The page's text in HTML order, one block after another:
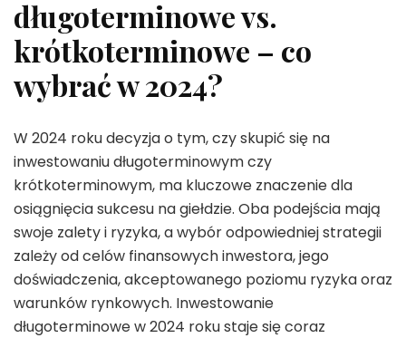
długoterminowe vs.
krótkoterminowe – co
wybrać w 2024?
W 2024 roku decyzja o tym, czy skupić się na
inwestowaniu długoterminowym czy
krótkoterminowym, ma kluczowe znaczenie dla
osiągnięcia sukcesu na giełdzie. Oba podejścia mają
swoje zalety i ryzyka, a wybór odpowiedniej strategii
zależy od celów finansowych inwestora, jego
doświadczenia, akceptowanego poziomu ryzyka oraz
warunków rynkowych. Inwestowanie
długoterminowe w 2024 roku staje się coraz